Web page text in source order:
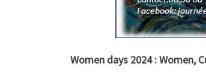
Women days 2024 : Women,